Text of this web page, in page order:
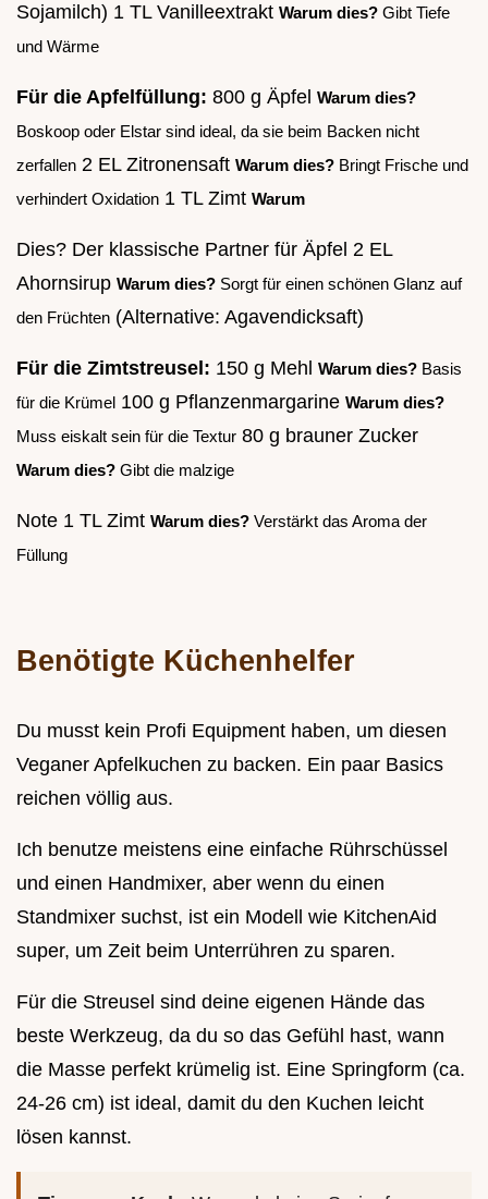
Sojamilch) 1 TL Vanilleextrakt Warum dies? Gibt Tiefe
und Wärme
Für die Apfelfüllung: 800 g Äpfel Warum dies?
Boskoop oder Elstar sind ideal, da sie beim Backen nicht
zerfallen 2 EL Zitronensaft Warum dies? Bringt Frische und
verhindert Oxidation 1 TL Zimt Warum
Dies? Der klassische Partner für Äpfel 2 EL
Ahornsirup Warum dies? Sorgt für einen schönen Glanz auf
den Früchten (Alternative: Agavendicksaft)
Für die Zimtstreusel: 150 g Mehl Warum dies? Basis
für die Krümel 100 g Pflanzenmargarine Warum dies?
Muss eiskalt sein für die Textur 80 g brauner Zucker
Warum dies? Gibt die malzige
Note 1 TL Zimt Warum dies? Verstärkt das Aroma der
Füllung
Benötigte Küchenhelfer
Du musst kein Profi Equipment haben, um diesen
Veganer Apfelkuchen zu backen. Ein paar Basics
reichen völlig aus.
Ich benutze meistens eine einfache Rührschüssel
und einen Handmixer, aber wenn du einen
Standmixer suchst, ist ein Modell wie KitchenAid
super, um Zeit beim Unterrühren zu sparen.
Für die Streusel sind deine eigenen Hände das
beste Werkzeug, da du so das Gefühl hast, wann
die Masse perfekt krümelig ist. Eine Springform (ca.
24-26 cm) ist ideal, damit du den Kuchen leicht
lösen kannst.